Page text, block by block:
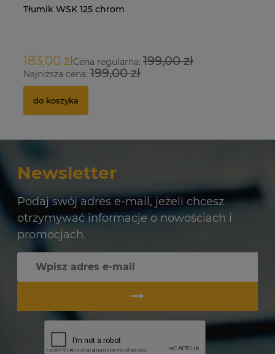
Tłumik WSK 125 chrom
183,00 złCena regularna: 199,00 zł
Najniższa cena: 199,00 zł
do koszyka
Newsletter
Podaj swój adres e-mail, jeżeli chcesz
otrzymywać informacje o nowościach i
promocjach.